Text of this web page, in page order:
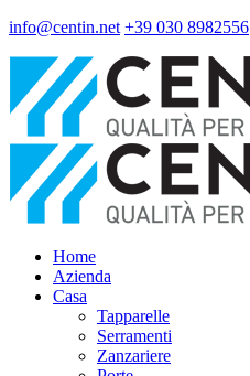
info@centin.net +39 030 8982556
Home
Azienda
Casa
Tapparelle
Serramenti
Zanzariere